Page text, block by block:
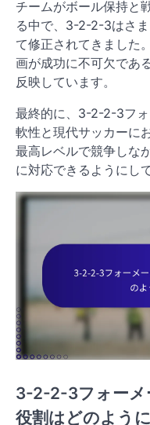
チームがボール保持と
る中で、3-2-2-3はさ
て修正されてきました
画が成功に不可欠であ
反映しています。
最終的に、3-2-2-3フ
軟性と現代サッカーに
最高レベルで競争しな
に対応できるようにし
3-2-2-3フォーメ
役割はどのよう